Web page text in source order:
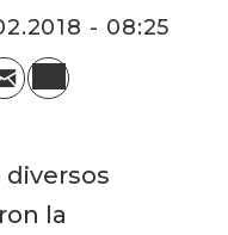
- 08:25
diversos
la